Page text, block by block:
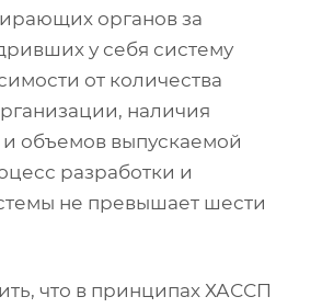
органов за
у себя систему
от количества
наличия
объемов выпускаемой
разработки и
не превышает шести
что в принципах ХАССП